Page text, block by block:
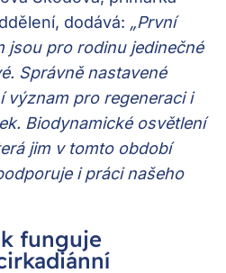
dodává: „První
jsou pro rodinu jedinečné
Správně nastavené
význam pro regeneraci i
Biodynamické osvětlení
jim v tomto období
i práci našeho
funguje